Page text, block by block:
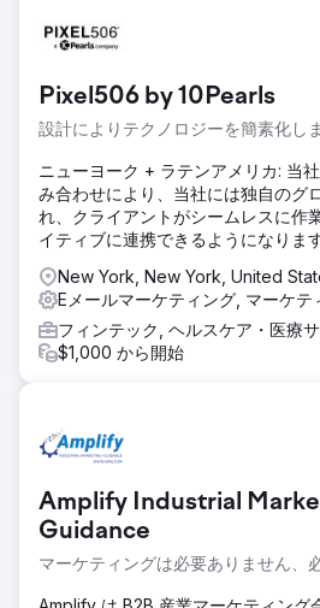
加し、刷新されたブランディングの
リエンスの向上が実証されました。
展示会の参加者と顧客は、統一され
ブランディングに好意的に反応し、
た。信頼性の向上: 新しいブランディ
チャネルで時代を超越した統一され
エージェンシーペ
Pixel506 by 10Pearls
設計によりテクノロジーを簡素化し
ニューヨーク + ラテンアメリカ: 当
み合わせにより、当社には独自のグ
れ、クライアントがシームレスに作
イティブに連携できるようになります
New York, New York, United
Eメールマーケティング, マーケテ
フィンテック, ヘルスケア・医療
$1,000 から開始
Amplify Industrial
Guidance
マーケティングは必要ありません、